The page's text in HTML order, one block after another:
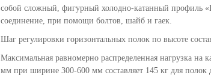
собой сложный, фигурный холодно-катанный профиль
соединение, при помощи болтов, шайб и гаек.
Шаг регулировки горизонтальных полок по высоте
Максимальная равномерно распределенная нагрузка
мм при ширине 300-600 мм составляет 145 кг для